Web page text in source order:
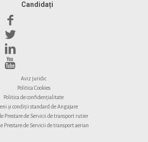
Candidați
Aviz juridic
Politica Cookies
Politica de confidențialitate
și condiții standard de Angajare
Prestare de Servicii de transport rutier
Prestare de Servicii de transport aerian